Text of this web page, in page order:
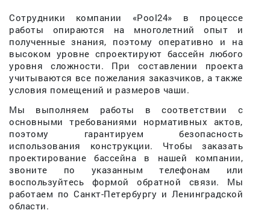
Сотрудники компании «Pool24» в процессе
работы опираются на многолетний опыт и
полученные знания, поэтому оперативно и на
высоком уровне спроектируют бассейн любого
уровня сложности. При составлении проекта
учитываются все пожелания заказчиков, а также
условия помещений и размеров чаши.
Мы выполняем работы в соответствии с
основными требованиями нормативных актов,
поэтому гарантируем безопасность
использования конструкции. Чтобы заказать
проектирование бассейна в нашей компании,
звоните по указанным телефонам или
воспользуйтесь формой обратной связи. Мы
работаем по Санкт-Петербургу и Ленинградской
области.